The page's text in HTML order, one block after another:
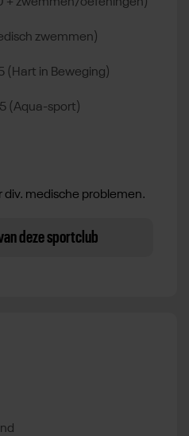
zwemmen)
(Hart in Beweging)
(Aqua-sport)
medische problemen.
deze sportclub